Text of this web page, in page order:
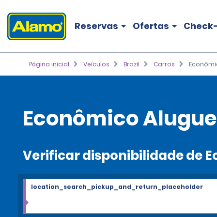
Reservas Ofertas
Página inicial Veículos Brazil Carros
Econômico
Verificar disponibilidade de
location_search_pickup_and_return_placeholder